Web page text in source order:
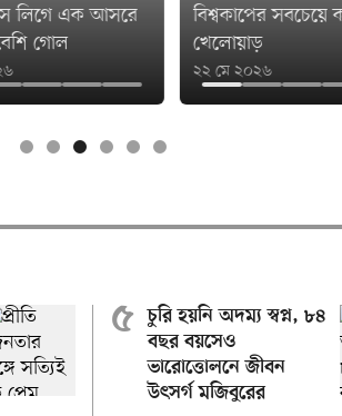
সবচেয়ে কম বয়সী
টি–টুয়েন্টিতে দ্রুততম
১০ মে ২০২৬
৫
চুরি হয়নি অদম্য স্বপ্ন, ৮৪
বছর বয়সেও
ভারোত্তোলনে জীবন
উৎসর্গ মজিবুরের